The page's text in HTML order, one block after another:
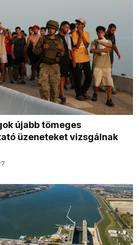
újabb tömeges
üzeneteket vizsgálnak